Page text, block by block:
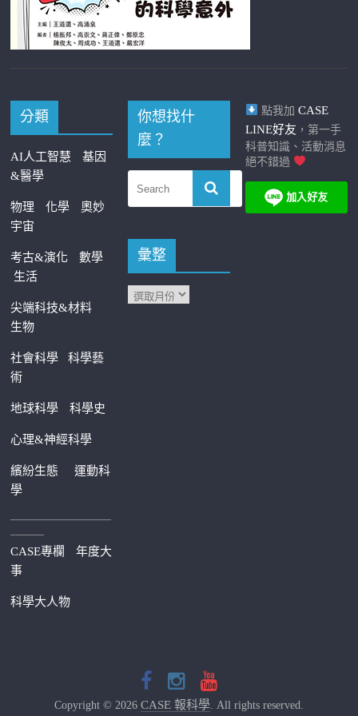
分類
AI人工智慧
基因
&醫學
物理 化學
奧妙
宇宙
考古&演化
數學
生活
尖端科技&材料
生物
社會科學科學藝
術
地球科學 科學史
心理&神經科學
繽紛生態運動科
學
—————————
———
CASE專欄
年度大
事
科學大人物
你想找什
麼？
彙整
點我加 CASE
LINE好友 ，第一手
科普知識、活動消息
絕不錯過
Copyright © 2026 CASE 報科學. All rights reserved.